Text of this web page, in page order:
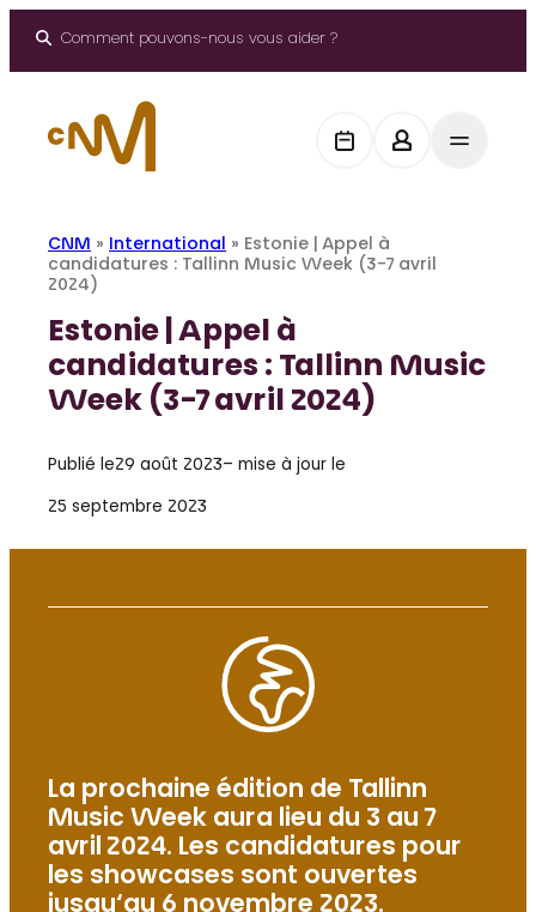
Comment pouvons-nous vous aider ?
CNM » International » Estonie | Appel à
candidatures : Tallinn Music Week (3-7 avril
2024)
Estonie | Appel à
candidatures : Tallinn Music
Week (3-7 avril 2024)
Publié le29 août 2023– mise à jour le
25 septembre 2023
La prochaine édition de Tallinn
Music Week aura lieu du 3 au 7
avril 2024. Les candidatures pour
les showcases sont ouvertes
jusqu‘au 6 novembre 2023.